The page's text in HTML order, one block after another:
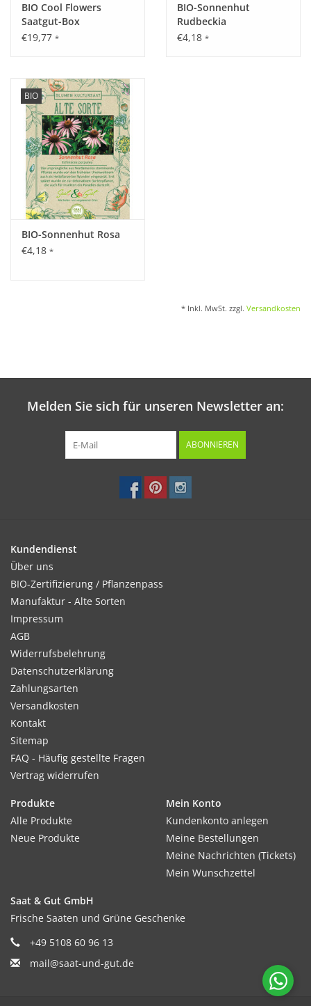
BIO Cool Flowers
Saatgut-Box
€19,77 *
BIO-Sonnenhut
Rudbeckia
€4,18 *
BIO
BIO-Sonnenhut Rosa
€4,18 *
* Inkl. MwSt. zzgl. Versandkosten
Melden Sie sich für unseren Newsletter an:
ABONNIEREN
Kundendienst
Über uns
BIO-Zertifizierung / Pflanzenpass
Manufaktur - Alte Sorten
Impressum
AGB
Widerrufsbelehrung
Datenschutzerklärung
Zahlungsarten
Versandkosten
Kontakt
Sitemap
FAQ - Häufig gestellte Fragen
Vertrag widerrufen
Produkte
Alle Produkte
Neue Produkte
Mein Konto
Kundenkonto anlegen
Meine Bestellungen
Meine Nachrichten (Tickets)
Mein Wunschzettel
Saat & Gut GmbH
Frische Saaten und Grüne Geschenke
+49 5108 60 96 13
mail@saat-und-gut.de